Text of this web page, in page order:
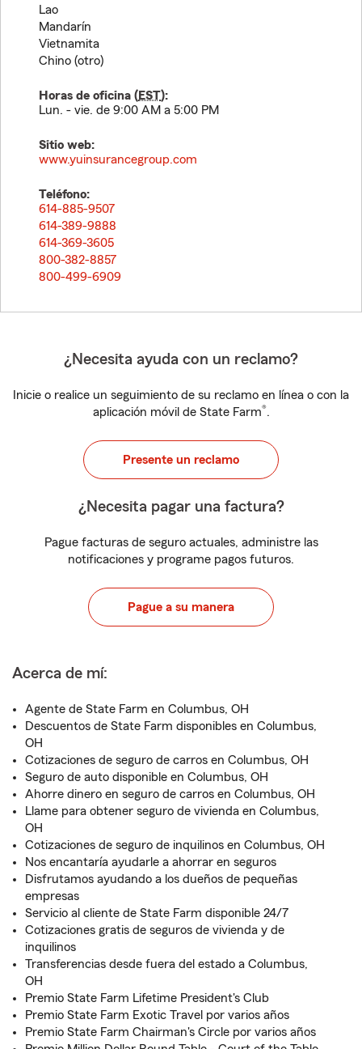
Lao
Mandarín
Vietnamita
Chino (otro)
Horas de oficina (EST):
Lun. - vie. de 9:00 AM a 5:00 PM
Sitio web:
www.yuinsurancegroup.com
Teléfono:
614-885-9507
614-389-9888
614-369-3605
800-382-8857
800-499-6909
¿Necesita ayuda con un reclamo?
Inicie o realice un seguimiento de su reclamo en línea o con la
aplicación móvil de State Farm®.
Presente un reclamo
¿Necesita pagar una factura?
Pague facturas de seguro actuales, administre las
notificaciones y programe pagos futuros.
Pague a su manera
Acerca de mí:
Agente de State Farm en Columbus, OH
Descuentos de State Farm disponibles en Columbus,
OH
Cotizaciones de seguro de carros en Columbus, OH
Seguro de auto disponible en Columbus, OH
Ahorre dinero en seguro de carros en Columbus, OH
Llame para obtener seguro de vivienda en Columbus,
OH
Cotizaciones de seguro de inquilinos en Columbus, OH
Nos encantaría ayudarle a ahorrar en seguros
Disfrutamos ayudando a los dueños de pequeñas
empresas
Servicio al cliente de State Farm disponible 24/7
Cotizaciones gratis de seguros de vivienda y de
inquilinos
Transferencias desde fuera del estado a Columbus,
OH
Premio State Farm Lifetime President's Club
Premio State Farm Exotic Travel por varios años
Premio State Farm Chairman's Circle por varios años